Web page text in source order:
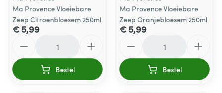
Ma Provence Vloeiebare
Zeep Citroenbloesem 250ml
€ 5,99
Bestel
Ma Provence Vloeiebare
Zeep Oranjebloesem 250ml
€ 5,99
Bestel